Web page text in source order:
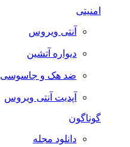
امنیتی
آنتی ویروس
دیواره آتشین
ضد هک و جاسوسی
آپدیت آنتی ویروس
گوناگون
دانلود مجله